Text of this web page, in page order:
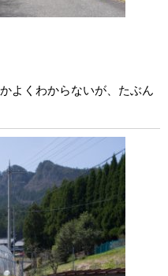
よくわからないが、たぶん